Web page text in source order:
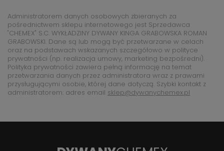
Administratorem danych osobowych zbieranych za
pośrednictwem sklepu internetowego jest Sprzedawca
"CHEMEX" S.C. WYKŁADZINY DYWANY KINGA GRABOWSKA ROMAN
GRABOWSKI. Dane są lub mogą być przetwarzane w celach
oraz na podstawach wskazanych szczegółowo w polityce
prywatności (np. realizacja umowy, marketing bezpośredni).
Polityka prywatności zawiera pełną informację na temat
przetwarzania danych przez administratora wraz z prawami
przysługującymi osobie, której dane dotyczą. Szybki kontakt z
administratorem: adres email sklep@dywanychemex.pl